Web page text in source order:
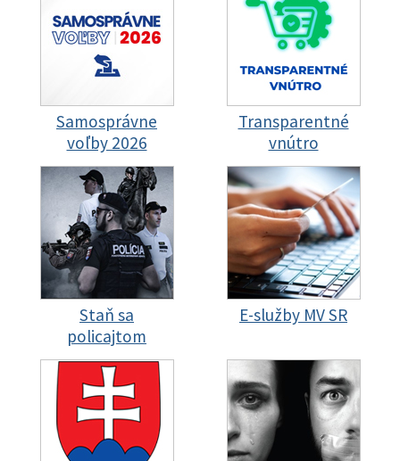
Samosprávne
voľby 2026
Transparentné
vnútro
Staň sa
policajtom
E-služby MV SR